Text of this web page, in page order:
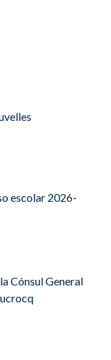
escolar 2026-
Cónsul General